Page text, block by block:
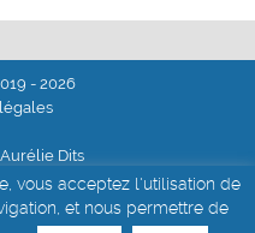
- 2026
Dits
vous acceptez l'utilisation de
et nous permettre de